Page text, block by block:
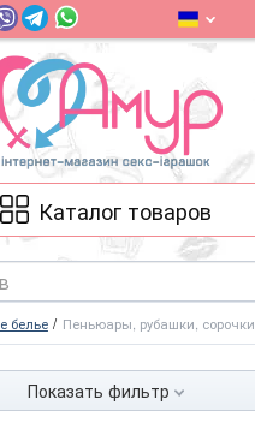
Каталог товаров
белье Пеньюары, рубашки, сорочки
Показать фильтр